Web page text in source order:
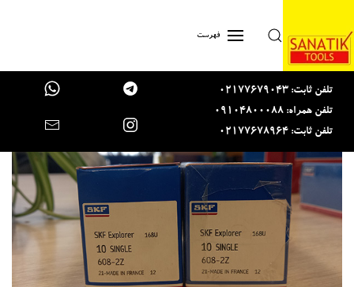
Skip to main content فهرست
تلفن ثابت: 02177679043
تلفن همراه: 09104800088
تلفن ثابت: 02177678964